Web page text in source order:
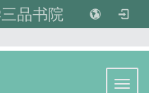
品书院